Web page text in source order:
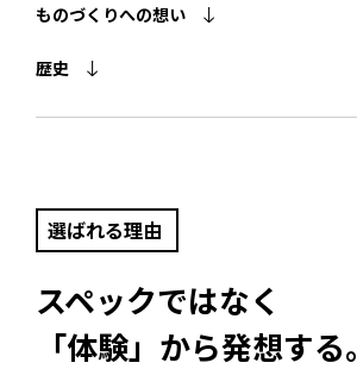
ものづくりへの想い
歴史
選ばれる理由
スペックではなく
「体験」から発想する。